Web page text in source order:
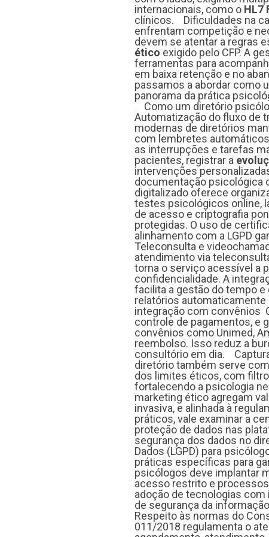
internacionais, como o HL7
clínicos. Dificuldades na
enfrentam competição e
devem se atentar a regras
ético exigido pelo CFP. A
ferramentas para
em baixa retenção e no
passamos a abordar como
panorama da prática
Como um diretório
Automatização do fluxo de
modernas de diretórios
com lembretes
as interrupções e tarefas
pacientes, registrar a
intervenções
documentação psicológica
digitalizado oferece
testes psicológicos online,
de acesso e criptografia
protegidas. O uso de
alinhamento com a LGPD
Teleconsulta e
atendimento via
torna o serviço acessível a
confidencialidade. A
facilita a gestão do tempo e
relatórios
integração com convênios
controle de pagamentos, e
convênios como Unimed,
reembolso. Isso reduz a
consultório em dia.
diretório também serve
dos limites éticos, com
fortalecendo a psicologia
marketing ético agregam
invasiva, e alinhada à
práticos, vale examinar a
proteção de dados nas
segurança dos dados no
Dados (LGPD) para
práticas específicas para
psicólogos deve implantar
acesso restrito e
adoção de tecnologias
de segurança da
Respeito às normas do
011/2018 regulamenta o